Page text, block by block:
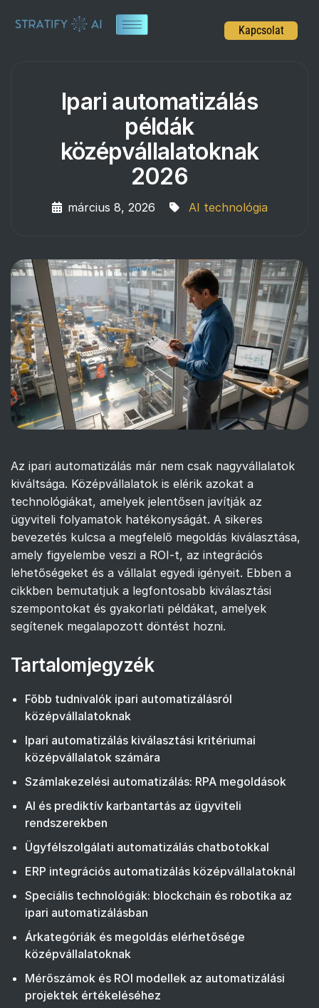
Kapcsolat
Ipari automatizálás
példák
középvállalatoknak
2026
március 8, 2026 AI technológia
Az ipari automatizálás már nem csak nagyvállalatok
kiváltsága. Középvállalatok is elérik azokat a
technológiákat, amelyek jelentősen javítják az
ügyviteli folyamatok hatékonyságát. A sikeres
bevezetés kulcsa a megfelelő megoldás kiválasztása,
amely figyelembe veszi a ROI-t, az integrációs
lehetőségeket és a vállalat egyedi igényeit. Ebben a
cikkben bemutatjuk a legfontosabb kiválasztási
szempontokat és gyakorlati példákat, amelyek
segítenek megalapozott döntést hozni.
Tartalomjegyzék
Főbb tudnivalók ipari automatizálásról
középvállalatoknak
Ipari automatizálás kiválasztási kritériumai
középvállalatok számára
Számlakezelési automatizálás: RPA megoldások
AI és prediktív karbantartás az ügyviteli
rendszerekben
Ügyfélszolgálati automatizálás chatbotokkal
ERP integrációs automatizálás középvállalatoknál
Speciális technológiák: blockchain és robotika az
ipari automatizálásban
Árkategóriák és megoldás elérhetősége
középvállalatoknak
Mérőszámok és ROI modellek az automatizálási
projektek értékeléséhez